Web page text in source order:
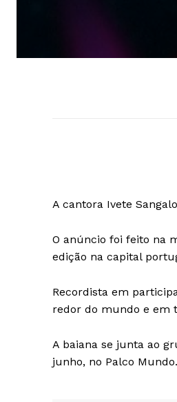
A cantora Ivete
O anúncio foi feito na
edição na capital
Recordista em
redor do mundo e em
A baiana se junta ao
junho, no Palco Mundo.